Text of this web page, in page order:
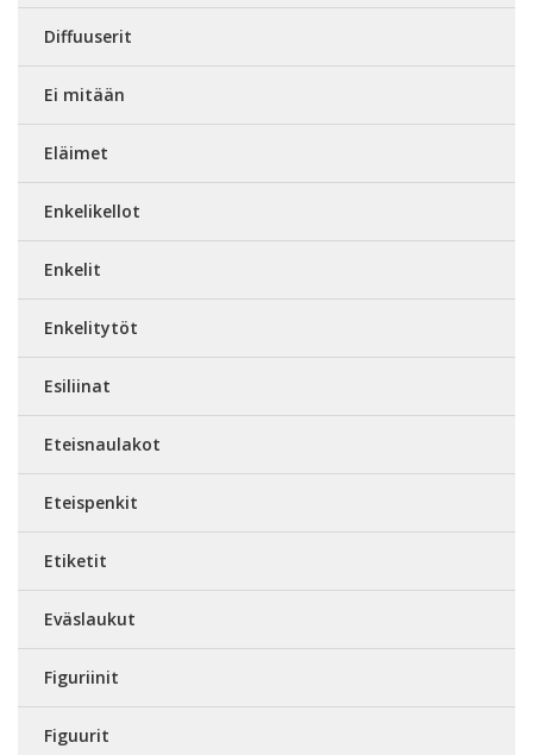
Diffuuserit
Ei mitään
Eläimet
Enkelikellot
Enkelit
Enkelitytöt
Esiliinat
Eteisnaulakot
Eteispenkit
Etiketit
Eväslaukut
Figuriinit
Figuurit